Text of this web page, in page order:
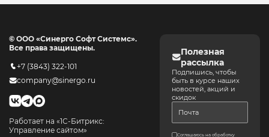
© ООО «Синерго Софт Системс».
Все права защищены.
+7 (3843) 322-101
company@sinergo.ru
Работает на «1С-Битрикс:
Управление сайтом»
Полезная
рассылка
Подпишись, чтобы
быть в курсе наших
новостей, акций и
скидок
Соглашаюсь на обработку